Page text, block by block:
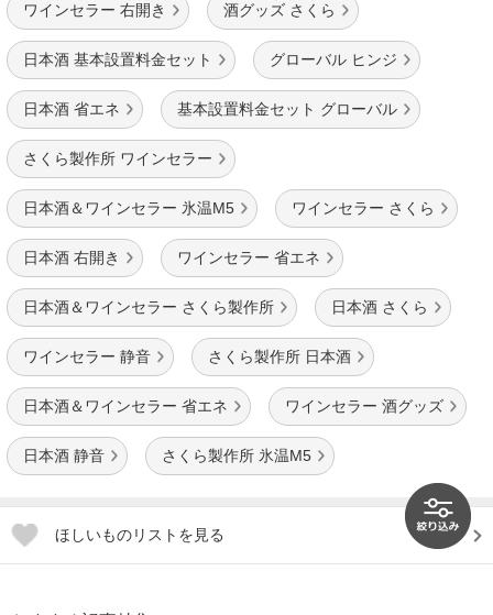
ワインセラー 右開き 酒グッズ さくら
日本酒 基本設置料金セット グローバル ヒンジ
日本酒 省エネ 基本設置料金セット グローバル
さくら製作所 ワインセラー
日本酒＆ワインセラー 氷温M5 ワインセラー さくら
日本酒 右開き ワインセラー 省エネ
日本酒＆ワインセラー さくら製作所 日本酒 さくら
ワインセラー 静音 さくら製作所 日本酒
日本酒＆ワインセラー 省エネ ワインセラー 酒グッズ
日本酒 静音 さくら製作所 氷温M5
ほしいものリストを見る